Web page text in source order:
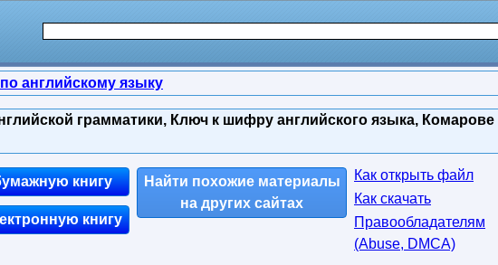
английскому языку
грамматики, Ключ к шифру английского языка, Комарове
книгу
книгу
Найти похожие материалы
на других сайтах
Как открыть файл
Как скачать
Правообладателям
(Abuse, DMСA)